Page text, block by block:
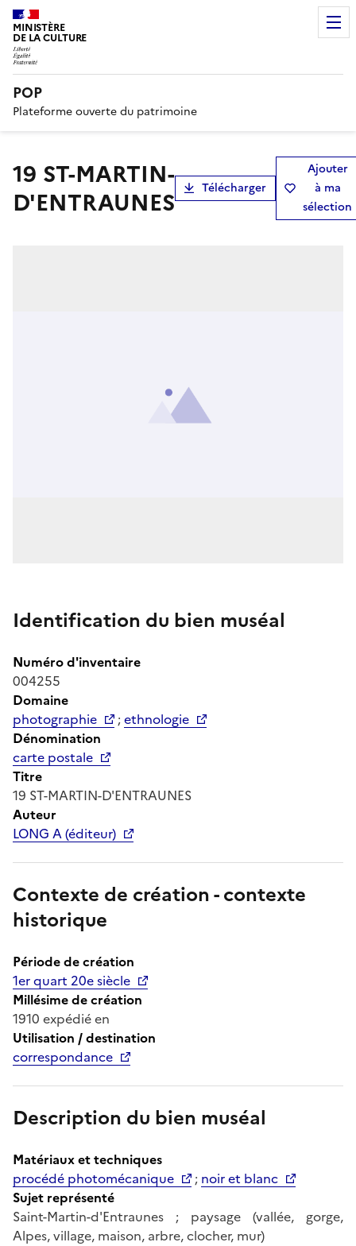
MINISTÈRE
DE LA CULTURE
POP
Plateforme ouverte du patrimoine
19 ST-MARTIN-
D'ENTRAUNES
Télécharger
Ajouter
à ma
sélection
Identification du bien muséal
Numéro d'inventaire
004255
Domaine
photographie
;ethnologie
Dénomination
carte postale
Titre
19 ST-MARTIN-D'ENTRAUNES
Auteur
LONG A (éditeur)
Contexte de création - contexte
historique
Période de création
1er quart 20e siècle
Millésime de création
1910 expédié en
Utilisation / destination
correspondance
Description du bien muséal
Matériaux et techniques
procédé photomécanique
; noir et blanc
Sujet représenté
Saint-Martin-d'Entraunes ; paysage (vallée, gorge,
Alpes, village, maison, arbre, clocher, mur)